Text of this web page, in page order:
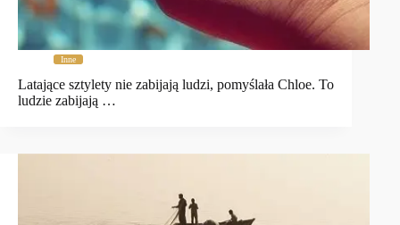
Inne
Latające sztylety nie zabijają ludzi, pomyślała Chloe. To
ludzie zabijają …